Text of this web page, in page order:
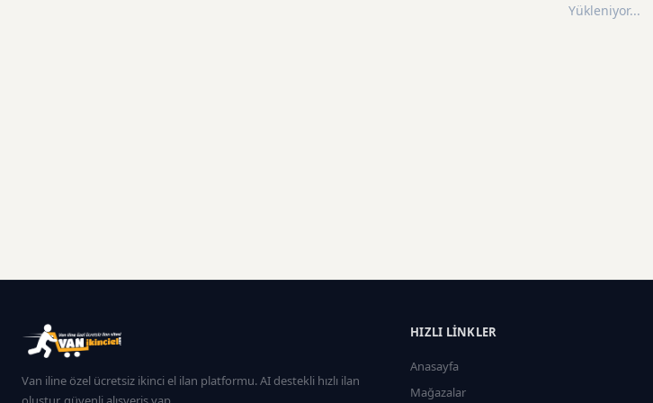
Yükleniyor...
Van iline özel ücretsiz ikinci el ilan platformu. AI destekli hızlı ilan
HIZLI LINKLER
Anasayfa
Mağazalar